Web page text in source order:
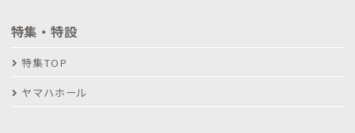
特集・特設
特集TOP
ヤマハホール